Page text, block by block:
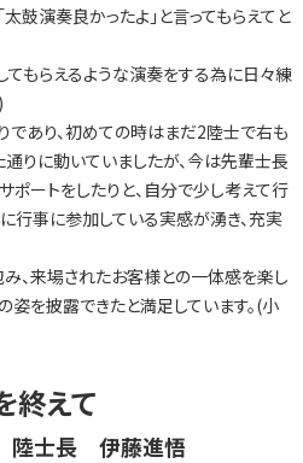
鼓演奏良かったよ」と言ってもらえてと
もらえるような演奏をする為に日々練
あり、初めての時はまだ2陸士で右も
りに動いていましたが、今は先輩士長
ポートをしたりと、自分で少し考えて行
行事に参加している実感が湧き、充実
、来場されたお客様との一体感を楽し
姿を披露できたと満足しています。(小
終えて
陸士長 伊藤進悟